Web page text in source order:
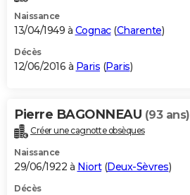
Naissance
13/04/1949 à Cognac(Charente)
Décès
12/06/2016 à Paris (Paris)
Pierre BAGONNEAU (93 ans)
Créer une cagnotte obsèques
Naissance
29/06/1922 à Niort(Deux-Sèvres)
Décès